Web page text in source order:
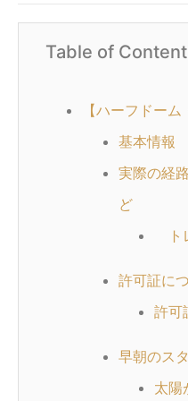
Table of
【ハーフドーム
基本情報
実際の経
ど
ト
許可証に
許可
早朝のス
太陽